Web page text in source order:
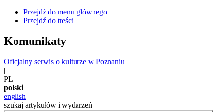
Przejdź do menu głównego
Przejdź do treści
Komunikaty
Oficjalny serwis o kulturze w Poznaniu
|
PL
polski
english
szukaj artykułów i wydarzeń